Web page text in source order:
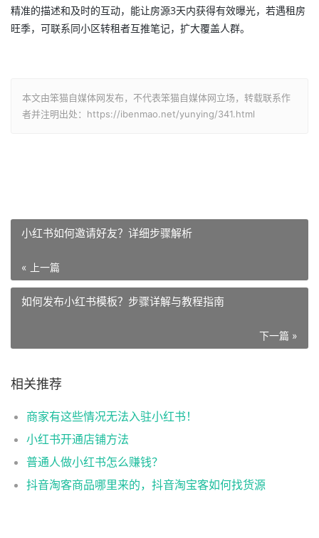
精准的描述和及时的互动，能让房源3天内获得有效曝光，若遇租房
旺季，可联系同小区转租者互推笔记，扩大覆盖人群。
本文由笨猫自媒体网发布，不代表笨猫自媒体网立场，转载联系作
者并注明出处：https://ibenmao.net/yunying/341.html
小红书如何邀请好友？详细步骤解析
« 上一篇
如何发布小红书模板？步骤详解与教程指南
下一篇 »
相关推荐
商家有这些情况无法入驻小红书！
小红书开通店铺方法
普通人做小红书怎么赚钱？
抖音淘客商品哪里来的，抖音淘宝客如何找货源